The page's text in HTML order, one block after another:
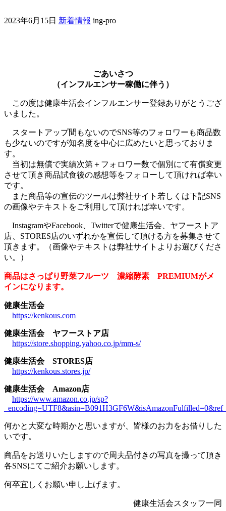
2023年6月15日 新着情報 ing-pro
ごあいさつ
（インフルエンサー稼働に伴う）
この度は健康生活会インフルエンサー登録ありがとうござ
いました。
スタートアップ間もないのでSNS等のフォロワーも商品数
も少ないのですが知名度を中心に広めたいと思っておりま
す。
当初は無償で実績次第＋フォロワー数で個別にて有償変更
させて頂き商品試食後の感想等をフォローして頂ければ幸い
です。
また商品等の宣伝のツールは弊社サイト若しくは下記SNS
の画像やテキストをご利用して頂ければ幸いです。
InstagramやFacebook、Twitterで健康生活会、ヤフーストア
店、STORES店のいずれかを宣伝して頂ける方を募集させて
頂きます。（画像やテキストは弊社サイトよりお選びくださ
い。）
商品はさっぱり野菜フルーツ 濃縮酵素 PREMIUMがメ
インになります。
健康生活会
https://kenkous.com
健康生活会 ヤフーストア店
https://store.shopping.yahoo.co.jp/mm-s/
健康生活会 STORES店
https://kenkous.stores.jp/
健康生活会 Amazon店
https://www.amazon.co.jp/sp?
何かと大変な時期かと思いますが、皆様のお力をお借りした
いです。
商品をお送りいたしますので周夫品付きの写真を撮って頂き
各SNSにてご紹介お願いします。
何卒宜しくお願い申し上げます。
健康生活会スタッフ一同